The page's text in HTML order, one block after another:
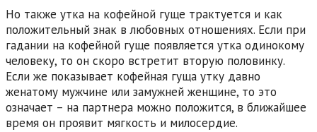
Но также утка на кофейной гуще трактуется и как
положительный знак в любовных отношениях. Если при
гадании на кофейной гуще появляется утка одинокому
человеку, то он скоро встретит вторую половинку.
Если же показывает кофейная гуща утку давно
женатому мужчине или замужней женщине, то это
означает – на партнера можно положится, в ближайшее
время он проявит мягкость и милосердие.